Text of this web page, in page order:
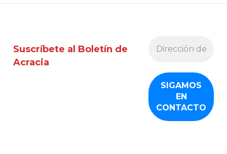
Suscríbete al Boletín de
Acracia